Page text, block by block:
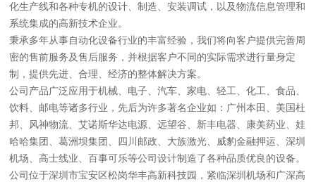
化生产线和各种专机的设计、制造、安装调试，以及物流信息管理和
系统集成的高新技术企业。
秉承多年从事自动化设备行业的丰富经验，我们将向客户提供完善周
密的售前服务及售后服务，并根据客户不同的实际需求进行量身定
制，提供先进、合理、经济的整体解决方案。
公司产品广泛应用于机械、电子、汽车、家电、轻工、化工、食品、
饮料、邮电等诸多行业，先后为许多著名企业如：广州本田、美国杜
邦、风神物流、艾诺斯华达电源、远望谷、新丰电器、康美药业、娃
哈哈集团、葛洲坝集团、四川邮政、大族激光、威豹金融押运、深圳
机场、高士线业、百事可乐等公司设计制造了各种品质优良的设备。
公司位于深圳市宝安区松岗华丰高新科技园，紧临深圳机场和广深高